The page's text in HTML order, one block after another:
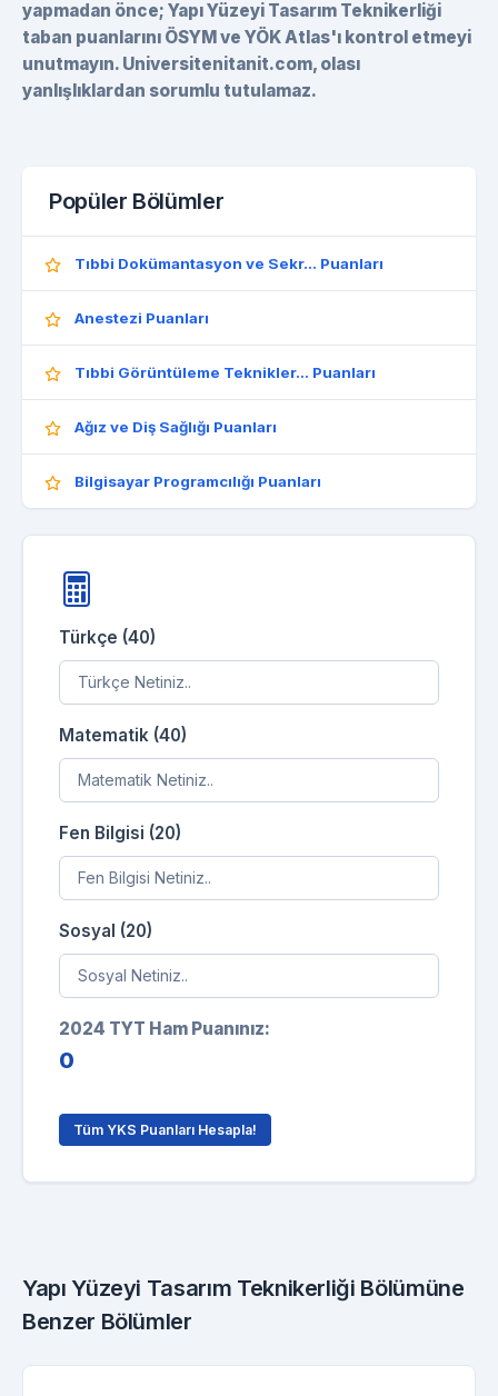
yapmadan önce; Yapı Yüzeyi Tasarım Teknikerliği
taban puanlarını ÖSYM ve YÖK Atlas'ı kontrol etmeyi
unutmayın. Universitenitanit.com, olası
yanlışlıklardan sorumlu tutulamaz.
Popüler Bölümler
Tıbbi Dokümantasyon ve Sekr... Puanları
Anestezi Puanları
Tıbbi Görüntüleme Teknikler... Puanları
Ağız ve Diş Sağlığı Puanları
Bilgisayar Programcılığı Puanları
Türkçe (40)
Matematik (40)
Fen Bilgisi (20)
Sosyal (20)
2024 TYT Ham Puanınız:
0
Tüm YKS Puanları Hesapla!
Yapı Yüzeyi Tasarım Teknikerliği Bölümüne
Benzer Bölümler